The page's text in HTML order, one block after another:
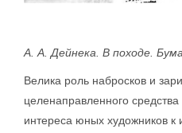
А. А. Дейнека. В походе.
Велика роль набросков и
целенаправленного
интереса юных художников к